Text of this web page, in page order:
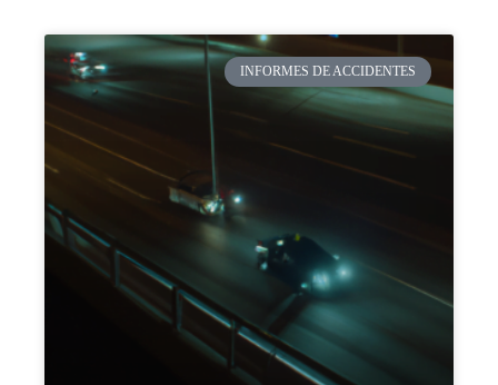
INFORMES DE ACCIDENTES